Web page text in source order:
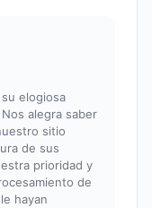
elogiosa
alegra saber
sitio
de sus
prioridad y
de
hayan